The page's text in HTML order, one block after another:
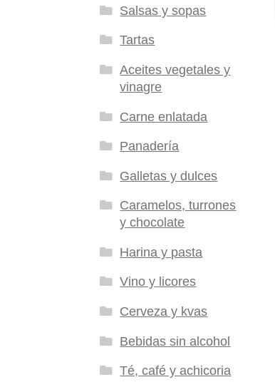
Salsas y sopas
Tartas
Aceites vegetales y
vinagre
Carne enlatada
Panadería
Galletas y dulces
Caramelos, turrones
y chocolate
Harina y pasta
Vino y licores
Cerveza y kvas
Bebidas sin alcohol
Té, café y achicoria